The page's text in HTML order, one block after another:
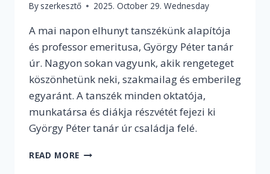
By szerkesztő 2025. October 29. Wednesday
A mai napon elhunyt tanszékünk alapítója
és professor emeritusa, György Péter tanár
úr. Nagyon sokan vagyunk, akik rengeteget
köszönhetünk neki, szakmailag és emberileg
egyaránt. A tanszék minden oktatója,
munkatársa és diákja részvétét fejezi ki
György Péter tanár úr családja felé.
READ MORE MEGHALT